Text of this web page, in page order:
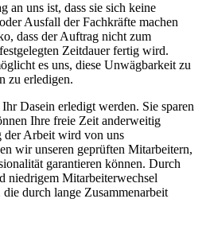
an uns ist, dass sie sich keine
Ausfall der Fachkräfte machen
dass der Auftrag nicht zum
Zeitdauer fertig wird.
es uns, diese Unwägbarkeit zu
zu erledigen.
Dasein erledigt werden. Sie sparen
Ihre freie Zeit anderweitig
der Arbeit wird von uns
wir unseren geprüften Mitarbeitern,
garantieren können. Durch
niedrigem Mitarbeiterwechsel
durch lange Zusammenarbeit